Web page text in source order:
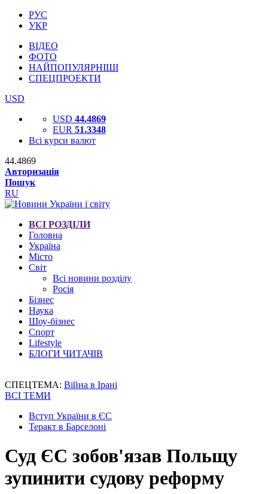
РУС
УКР
ВІДЕО
ФОТО
НАЙПОПУЛЯРНІШІ
СПЕЦПРОЕКТИ
USD
USD 44.4869
EUR 51.3348
Всі курси валют
44.4869
Авторизація
Пошук
RU
ВСІ РОЗДІЛИ
Головна
Україна
Місто
Світ
Всі новини розділу
Росія
Бізнес
Наука
Шоу-бізнес
Спорт
Lifestyle
БЛОГИ ЧИТАЧІВ
СПЕЦТЕМА: Війна в Ірані
ВСІ ТЕМИ
Вступ України в ЄС
Теракт в Барселоні
Суд ЄС зобов'язав Польщу
зупинити судову реформу